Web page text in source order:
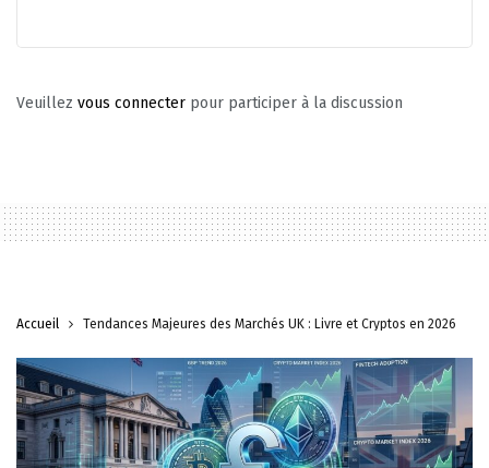
Veuillez vous connecter pour participer à la discussion
Accueil Tendances Majeures des Marchés UK : Livre et Cryptos en 2026